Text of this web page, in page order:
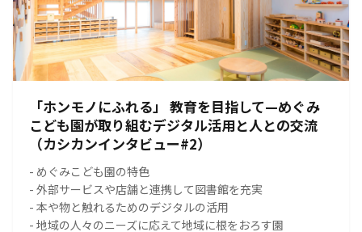
「ホンモノにふれる」 教育を目指して—めぐみ
こども園が取り組むデジタル活用と人との交流
（カシカンインタビュー#2）
- めぐみこども園の特色
- 外部サービスや店舗と連携して図書館を充実
- 本や物と触れるためのデジタルの活用
- 地域の人々のニーズに応えて地域に根をおろす園